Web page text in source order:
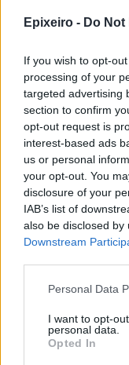
Epixeiro - Do
If you wish to opt-
processing of your
targeted advertising
section to confirm
opt-out request is
interest-based ads
us or personal
your opt-out. You
disclosure of your
IAB’s list of
also be disclosed
Downstream
Personal Data
I want to opt-
personal data.
Opted In
Περισσότερα